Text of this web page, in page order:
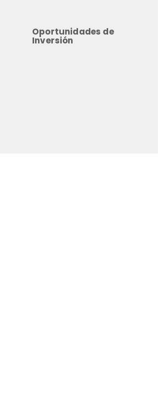
Oportunidades de
Inversión